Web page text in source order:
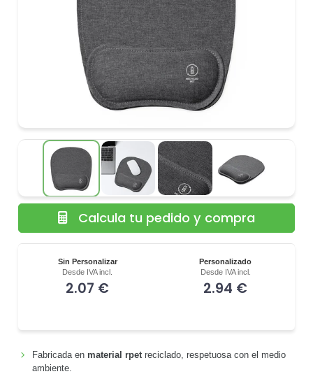
Sin Personalizar
Desde IVA incl.
2.07 €
Personalizado
Desde IVA incl.
2.94 €
Calcula tu pedido y compra
Fabricada en material rpetreciclado, respetuosa con el medio
ambiente.